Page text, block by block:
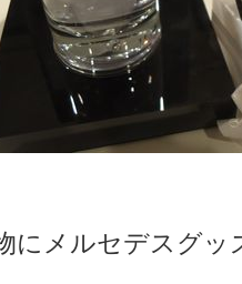
にメルセデスグ
うか❤